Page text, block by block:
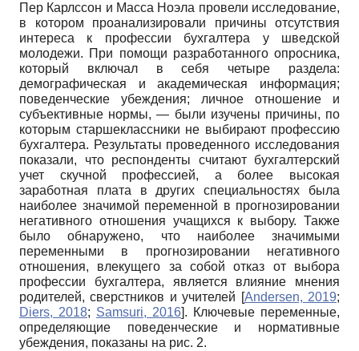
Пер Карлссон и Масса Ноэла провели исследование,
в котором проанализировали причины отсутствия
интереса к профессии бухгалтера у шведской
молодежи. При помощи разработанного опросника,
который включал в себя четыре раздела:
демографическая и академическая информация;
поведенческие убеждения; личное отношение и
субъективные нормы, — были изучены причины, по
которым старшеклассники не выбирают профессию
бухгалтера. Результаты проведенного исследования
показали, что респонденты считают бухгалтерский
учет скучной профессией, а более высокая
заработная плата в других специальностях была
наиболее значимой переменной в прогнозировании
негативного отношения учащихся к выбору. Также
было обнаружено, что наиболее значимыми
переменными в прогнозировании негативного
отношения, влекущего за собой отказ от выбора
профессии бухгалтера, является влияние мнения
родителей, сверстников и учителей [Andersen, 2019;
Diers, 2018; Samsuri, 2016]. Ключевые переменные,
определяющие поведенческие и нормативные
убеждения, показаны на рис. 2.